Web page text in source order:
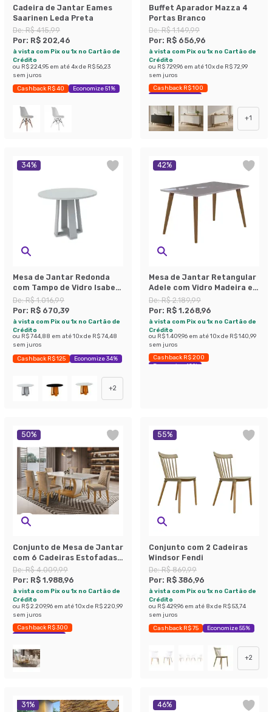
Cadeira de Jantar Eames
Saarinen Leda Preta
De:R$ 415,99
Por: R$ 202,46
à vista com Pix ou 1x no Cartão de
Crédito
ou R$ 224,95 em até4x de R$ 56,23
sem juros
Cashback R$ 40 Economize 51%
Buffet Aparador Mazza 4
Portas Branco
De:R$ 1.149,99
Por: R$ 656,96
à vista com Pix ou 1x no Cartão de
Crédito
ou R$ 729,96 em até10x de R$ 72,99
sem juros
Cashback R$ 100
Economize 42%
+1
34%
Mesa de Jantar Redonda
com Tampo de Vidro Isabela
Off White 100 cm
De:R$ 1.016,99
Por: R$ 670,39
à vista com Pix ou 1x no Cartão de
Crédito
ou R$ 744,88 em até10x de R$ 74,48
sem juros
Cashback R$ 125 Economize 34%
+2
42%
Mesa de Jantar Retangular
Adele com Vidro Madeira e
Off White 80 cm
De:R$ 2.189,99
Por: R$ 1.268,96
à vista com Pix ou 1x no Cartão de
Crédito
ou R$ 1.409,96 em até10x de R$ 140,99
sem juros
Cashback R$ 200
Economize 42%
50%
Conjunto de Mesa de Jantar
com 6 Cadeiras Estofadas
Maia Animalle Off White e
Chocolate
De:R$ 4.009,99
Por: R$ 1.988,96
à vista com Pix ou 1x no Cartão de
Crédito
ou R$ 2.209,96 em até10x de R$ 220,99
sem juros
Cashback R$ 300
Economize 50%
55%
Conjunto com 2 Cadeiras
Windsor Fendi
De:R$ 869,99
Por: R$ 386,96
à vista com Pix ou 1x no Cartão de
Crédito
ou R$ 429,96 em até 8x de R$ 53,74
sem juros
Cashback R$ 75 Economize 55%
+2
31% 46%